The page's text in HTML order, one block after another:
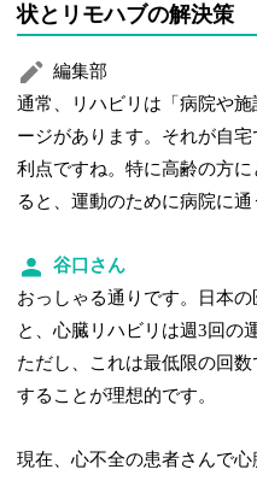
状とリモハブの解決策
編集部
通常、リハビリは「病院や
ージがあります。それが自
利点ですね。特に高齢の方
ると、運動のために病院に通
谷口さん
おっしゃる通りです。日本
と、心臓リハビリは週3回の
ただし、これは最低限の回
することが理想的です。
現在、心不全の患者さんで